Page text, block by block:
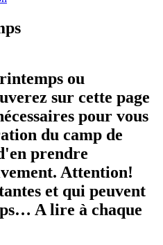
ou
sur cette page
pour vous
du camp de
prendre
Attention!
et qui peuvent
A lire à chaque